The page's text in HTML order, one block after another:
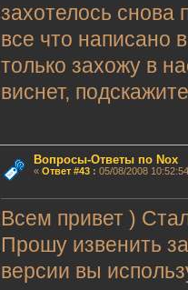
захотелось снова
все что написано
только захожу в
виснет,
Вопросы-Ответы по Nox
« Ответ #43: 05/08/2008
Всем привет )
Прошу извенить
версии вы